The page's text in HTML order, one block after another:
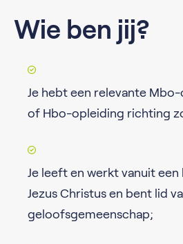
Wie ben jij?
Je hebt een relevante
of Hbo-opleiding richting
Je leeft en werkt vanuit
Jezus Christus en bent lid
geloofsgemeenschap;